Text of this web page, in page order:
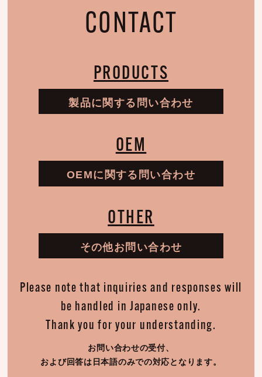
CONTACT
PRODUCTS
製品に関する問い合わせ
OEM
OEMに関する問い合わせ
OTHER
その他お問い合わせ
Please note that inquiries and responses will
be handled in Japanese only.
Thank you for your understanding.
お問い合わせの受付、
および回答は日本語のみでの対応となります。